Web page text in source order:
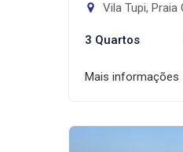
Vila Tupi, Praia
3 Quartos
Mais informações